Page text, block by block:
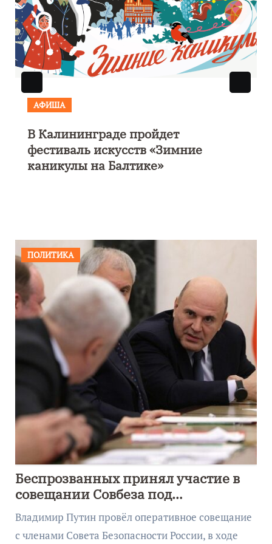
АФИША
В Калининграде пройдет
фестиваль искусств «Зимние
каникулы на Балтике»
ПОЛИТИКА
Беспрозванных принял участие в
совещании Совбеза под
руководством Путина
Владимир Путин провёл оперативное совещание
с членами Совета Безопасности России, в ходе